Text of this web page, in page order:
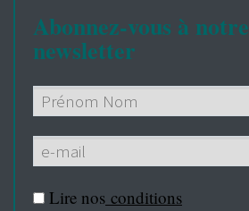
Abonnez-vous à notre
newsletter
Lire nos conditions